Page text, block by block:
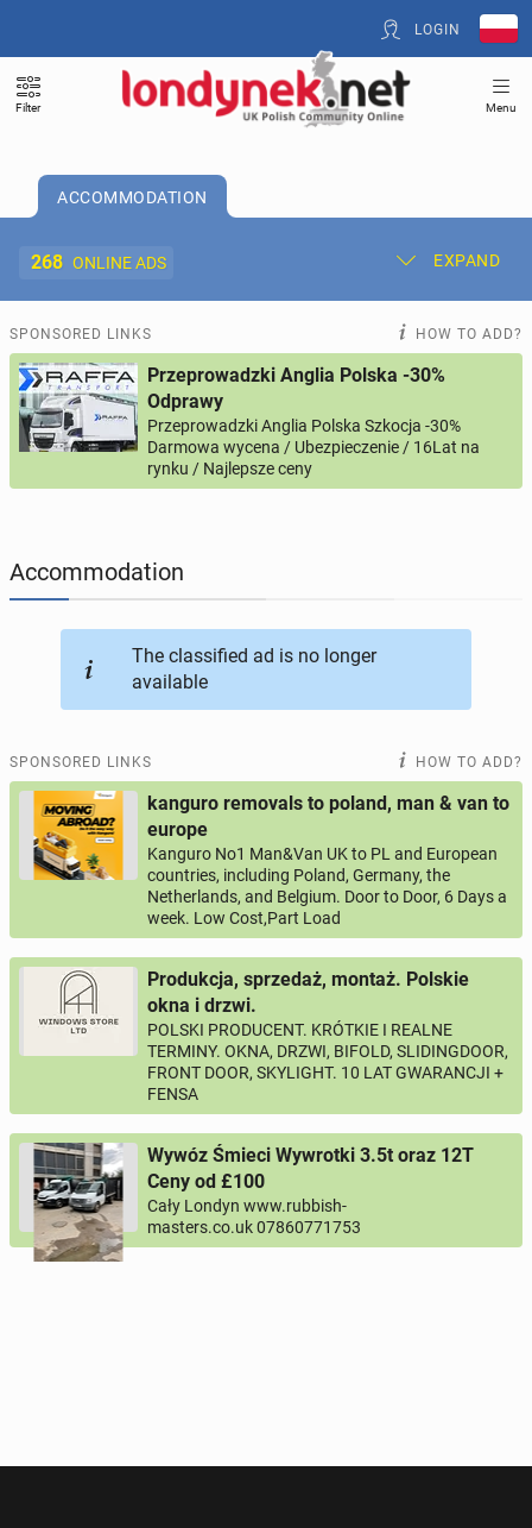
LOGIN
Filter Menu
ACCOMMODATION
268 ONLINE ADS EXPAND
Post New Ad My Ads
Offer and Adverts Price
ACCOMMODATION 268online ads
JOBSEEKERS
BUSINESS
AUTOMOTIVE 10online ads
PERSONALS
SPONSORED LINKS HOW TO ADD?
Przeprowadzki Anglia Polska -30%
Odprawy
Przeprowadzki Anglia Polska Szkocja -30%
Darmowa wycena / Ubezpieczenie / 16Lat na
rynku / Najlepsze ceny
Accommodation
The classified ad is no longer
available
SPONSORED LINKS HOW TO ADD?
kanguro removals to poland, man & van to
europe
Kanguro No1 Man&Van UK to PL and European
countries, including Poland, Germany, the
Netherlands, and Belgium. Door to Door, 6 Days a
week. Low Cost,Part Load
Produkcja, sprzedaż, montaż. Polskie
okna i drzwi.
POLSKI PRODUCENT. KRÓTKIE I REALNE
TERMINY. OKNA, DRZWI, BIFOLD, SLIDINGDOOR,
FRONT DOOR, SKYLIGHT. 10 LAT GWARANCJI +
FENSA
Wywóz Śmieci Wywrotki 3.5t oraz 12T
Ceny od £100
Cały Londyn www.rubbish-
masters.co.uk 07860771753